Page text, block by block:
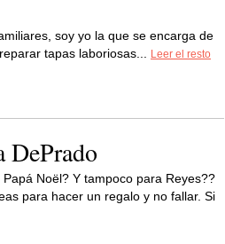
soy yo la que se encarga de
tapas laboriosas...
Leer el resto
DePrado
Noël? Y tampoco para Reyes??
para hacer un regalo y no fallar. Si